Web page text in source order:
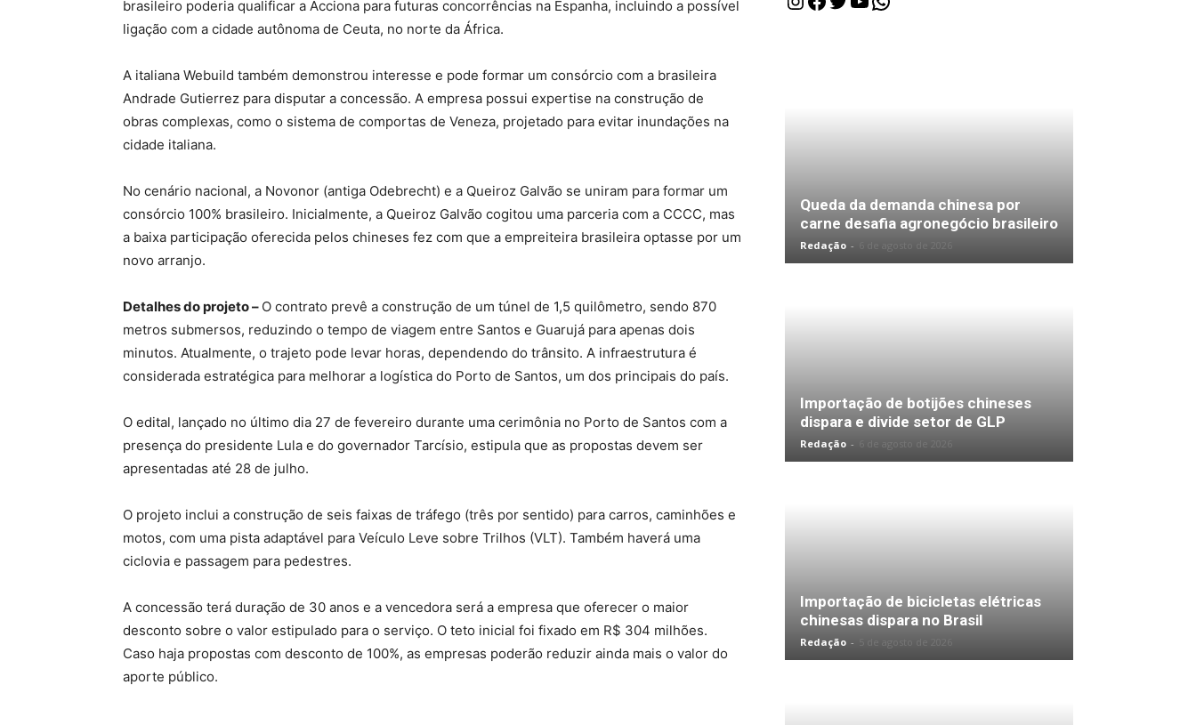
brasileiro poderia qualificar a Acciona para futuras concorrências na Espanha, incluindo a possível
ligação com a cidade autônoma de Ceuta, no norte da África.
A italiana Webuild também demonstrou interesse e pode formar um consórcio com a brasileira
Andrade Gutierrez para disputar a concessão. A empresa possui expertise na construção de
obras complexas, como o sistema de comportas de Veneza, projetado para evitar inundações na
cidade italiana.
No cenário nacional, a Novonor (antiga Odebrecht) e a Queiroz Galvão se uniram para formar um
consórcio 100% brasileiro. Inicialmente, a Queiroz Galvão cogitou uma parceria com a CCCC, mas
a baixa participação oferecida pelos chineses fez com que a empreiteira brasileira optasse por um
novo arranjo.
Detalhes do projeto – O contrato prevê a construção de um túnel de 1,5 quilômetro, sendo 870
metros submersos, reduzindo o tempo de viagem entre Santos e Guarujá para apenas dois
minutos. Atualmente, o trajeto pode levar horas, dependendo do trânsito. A infraestrutura é
considerada estratégica para melhorar a logística do Porto de Santos, um dos principais do país.
O edital, lançado no último dia 27 de fevereiro durante uma cerimônia no Porto de Santos com a
presença do presidente Lula e do governador Tarcísio, estipula que as propostas devem ser
apresentadas até 28 de julho.
O projeto inclui a construção de seis faixas de tráfego (três por sentido) para carros, caminhões e
motos, com uma pista adaptável para Veículo Leve sobre Trilhos (VLT). Também haverá uma
ciclovia e passagem para pedestres.
A concessão terá duração de 30 anos e a vencedora será a empresa que oferecer o maior
desconto sobre o valor estipulado para o serviço. O teto inicial foi fixado em R$ 304 milhões.
Caso haja propostas com desconto de 100%, as empresas poderão reduzir ainda mais o valor do
aporte público.
Queda da demanda chinesa por
carne desafia agronegócio brasileiro
Redação -
Importação de botijões chineses
dispara e divide setor de GLP
Redação -
Importação de bicicletas elétricas
chinesas dispara no Brasil
Redação -